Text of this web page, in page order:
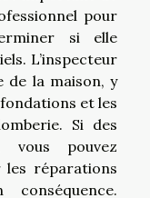
pour
si elle
L’inspecteur
de la maison, y
et les
Si des
vous pouvez
les réparations